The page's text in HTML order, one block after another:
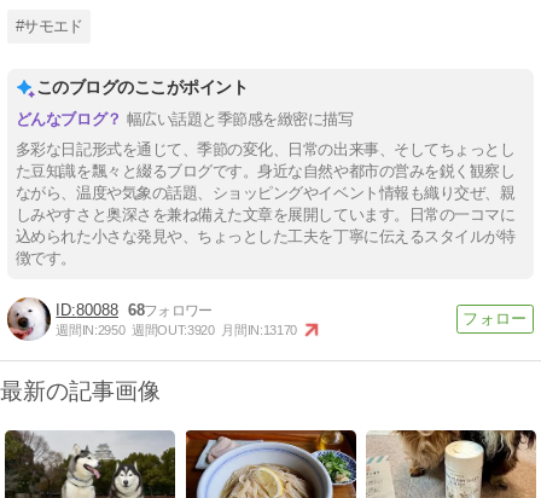
#サモエド
このブログのここがポイント
幅広い話題と季節感を緻密に描写
多彩な日記形式を通じて、季節の変化、日常の出来事、そしてちょっとし
た豆知識を飄々と綴るブログです。身近な自然や都市の営みを鋭く観察し
ながら、温度や気象の話題、ショッピングやイベント情報も織り交ぜ、親
しみやすさと奥深さを兼ね備えた文章を展開しています。日常の一コマに
込められた小さな発見や、ちょっとした工夫を丁寧に伝えるスタイルが特
徴です。
80088 68
週間IN:2950 週間OUT:3920 月間IN:13170
最新の記事画像